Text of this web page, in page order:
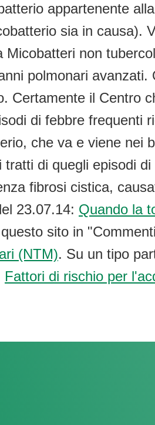
appartenente
sia in causa).
non
polmonari
Certamente il Centro
di febbre
che va e viene nei
di quegli episodi
fibrosi cistica,
23.07.14: Quando la
sito in
(NTM). Su un tipo
Fattori di rischio per